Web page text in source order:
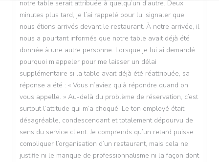
notre table serait attribuée à quelqu’un d’autre. Deux
minutes plus tard, je l’ai rappelé pour lui signaler que
nous étions arrivés devant le restaurant. À notre arrivée, il
nous a pourtant informés que notre table avait déjà été
donnée à une autre personne. Lorsque je lui ai demandé
pourquoi m’appeler pour me laisser un délai
supplémentaire si la table avait déjà été réattribuée, sa
réponse a été : « Vous n’aviez qu’à répondre quand on
vous appelle. » Au-delà du problème de réservation, c’est
surtout l’attitude qui m’a choqué. Le ton employé était
désagréable, condescendant et totalement dépourvu de
sens du service client. Je comprends qu’un retard puisse
compliquer l’organisation d’un restaurant, mais cela ne
justifie ni le manque de professionnalisme ni la façon dont